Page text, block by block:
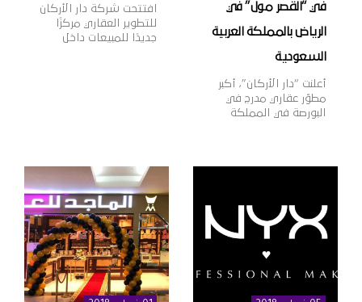
في “القصر مول” في
الرياض بالمملكة العربية
السعودية
أعلنت “دار الأركان”، أكبر
مطوّر عقاري مدرج في
البورصة في المملكة
المتكاملة ومنشآت
التجزئة والترفيه على
الأوسط وأفريقيا وآسيا،
وذلك لافتتاح مجمّع دور
افتتحت شركة دار الأركان
للتطوير العقاري مركزًا
جديدًا للمبيعات داخل
الاستراتيجية لنمو
أعمالها داخل وخارج
المملكة. وتهدف دار
الأركان، الشركة الرائدة
في مجال التطوير العقاري
في المملكة العربية
السعودية […]